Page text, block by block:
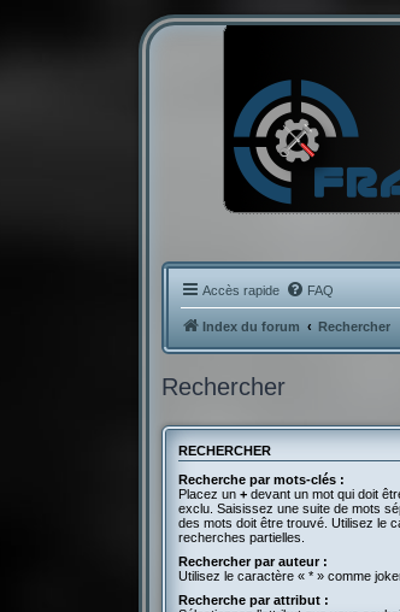
Accès rapide FAQ
Index du forum Rechercher
Rechercher
RECHERCHER
Recherche par mots-clés :
Placez un+ devant un mot qui doit
exclu. Saisissez une suite de mots
des mots doit être trouvé. Utilisez le
recherches partielles.
Rechercher par auteur :
Utilisez le caractère « * » comme
Recherche par attribut :